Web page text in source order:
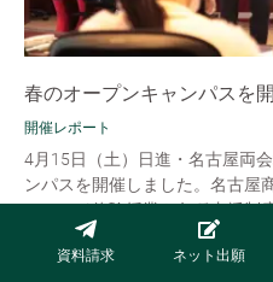
資料請求 ネット出願
春のオープンキャンパスを
開催レポート
4月15日（土）日進・名古屋両
ンパスを開催しました。名古屋
メソッド体験授業や各種支援制
験談発表などのプログラム...